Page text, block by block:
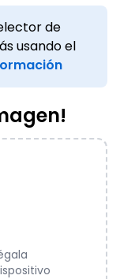
de
usando el